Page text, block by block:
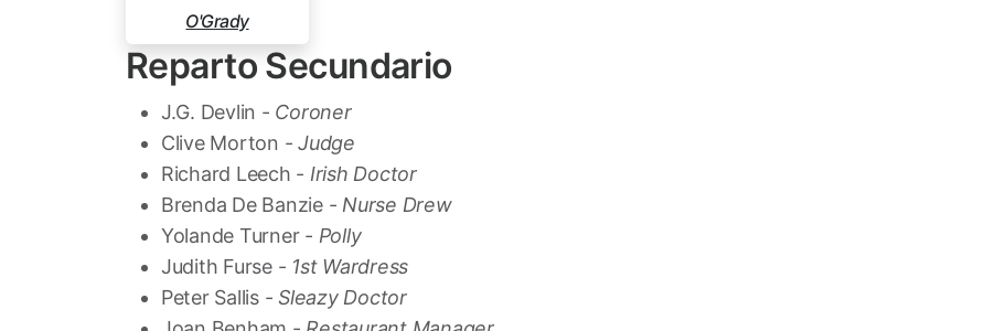
O'Grady
Reparto Secundario
J.G. Devlin - Coroner
Clive Morton -Judge
Richard Leech - Irish Doctor
Brenda De Banzie - Nurse Drew
Yolande Turner - Polly
Judith Furse - 1st Wardress
Peter Sallis - Sleazy Doctor